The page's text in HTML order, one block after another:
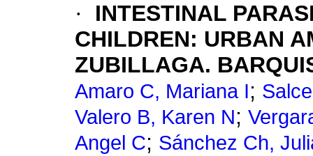
·
INTESTINAL
CHILDREN: URBAN
ZUBILLAGA.
Amaro C, Mariana I;
Valero B, Karen N;
Angel C; Sánchez Ch,